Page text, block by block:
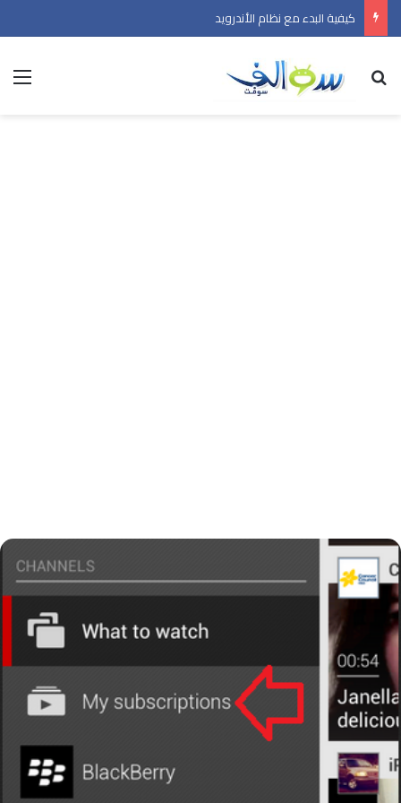
كيفية البدء مع نظام الأندرويد
بحث عن